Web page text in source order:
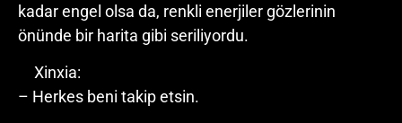
kadar engel olsa da, renkli enerjiler gözlerinin
önünde bir harita gibi seriliyordu.
Xinxia:
– Herkes beni takip etsin.